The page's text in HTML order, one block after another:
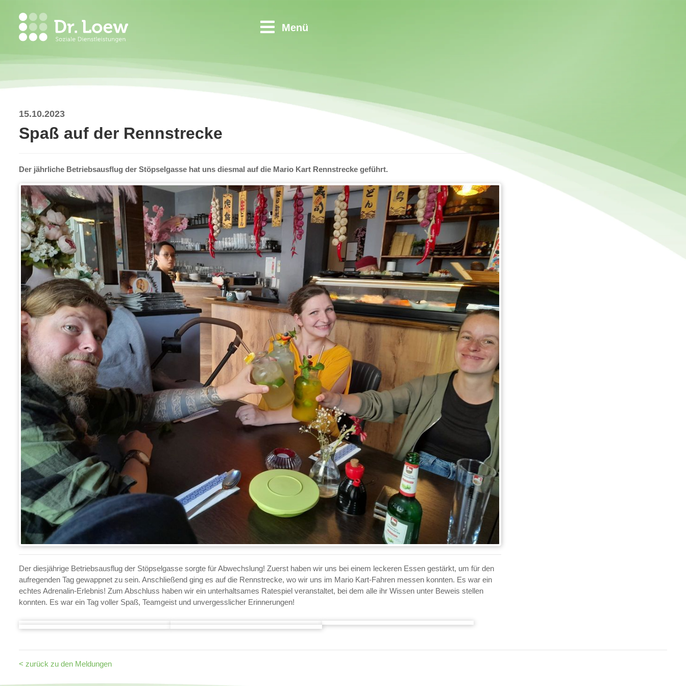
Menü
15.10.2023
Spaß auf der Rennstrecke
Der jährliche Betriebsausflug der Stöpselgasse hat uns diesmal auf die Mario Kart Rennstrecke geführt.
Der diesjährige Betriebsausflug der Stöpselgasse sorgte für Abwechslung! Zuerst haben wir uns bei einem leckeren Essen gestärkt, um für den
aufregenden Tag gewappnet zu sein. Anschließend ging es auf die Rennstrecke, wo wir uns im Mario Kart-Fahren messen konnten. Es war ein
echtes Adrenalin-Erlebnis! Zum Abschluss haben wir ein unterhaltsames Ratespiel veranstaltet, bei dem alle ihr Wissen unter Beweis stellen
konnten. Es war ein Tag voller Spaß, Teamgeist und unvergesslicher Erinnerungen!
< zurück zu den Meldungen